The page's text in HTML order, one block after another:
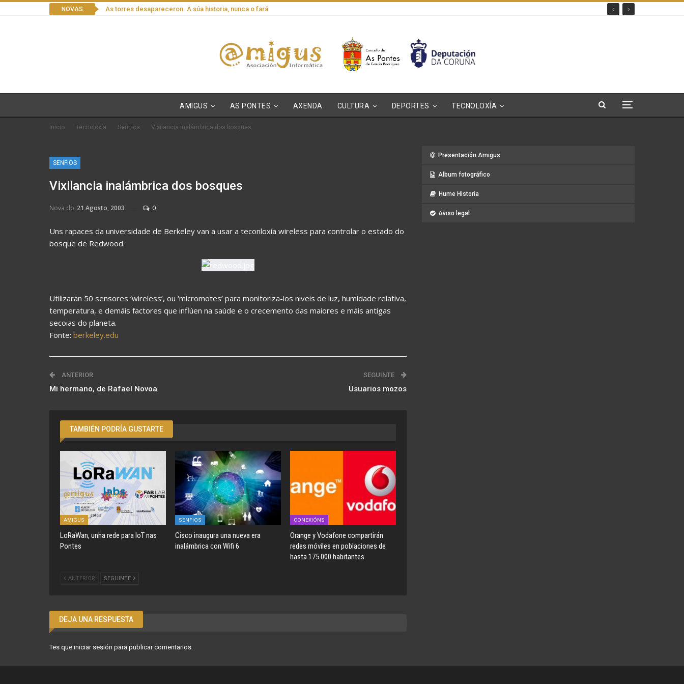
NOVAS As torres desapareceron. A súa historia, nunca o fará
AMIGUS AS PONTES AXENDA CULTURA DEPORTES TECNOLOXÍA
Inicio Tecnoloxía SenFios Vixilancia inalámbrica dos bosques
SENFIOS
Vixilancia inalámbrica dos bosques
Nova do 21 Agosto, 2003 0
Uns rapaces da universidade de Berkeley van a usar a teconloxía wireless para controlar o estado do
bosque de Redwood.
Utilizarán 50 sensores ‘wireless’, ou ‘micromotes’ para monitoriza-los niveis de luz, humidade relativa,
temperatura, e demáis factores que inflúen na saúde e o crecemento das maiores e máis antigas
secoias do planeta.
Fonte: berkeley.edu
ANTERIOR
Mi hermano, de Rafael Novoa
SEGUINTE
Usuarios mozos
TAMBIÉN PODRÍA GUSTARTE
AMIGUS
LoRaWan, unha rede para IoT nas
Pontes
SENFIOS
Cisco inaugura una nueva era
inalámbrica con Wifi 6
CONEXIÓNS
Orange y Vodafone compartirán
redes móviles en poblaciones de
hasta 175.000 habitantes
ANTERIOR SEGUINTE
DEJA UNA RESPUESTA
Tes que iniciar sesión para publicar comentarios.
Presentación Amigus
Album fotográfico
Hume Historia
Aviso legal